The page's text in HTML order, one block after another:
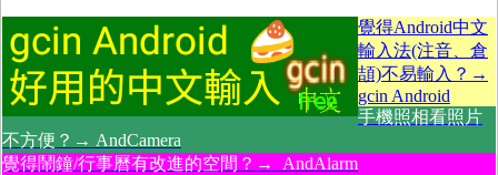
覺得Android中文
輸入法(注音、倉
頡)不易輸入？→
gcin Android
手機照相看照片
不方便？→ AndCamera
覺得鬧鐘/行事曆有改進的空間？→ AndAlarm